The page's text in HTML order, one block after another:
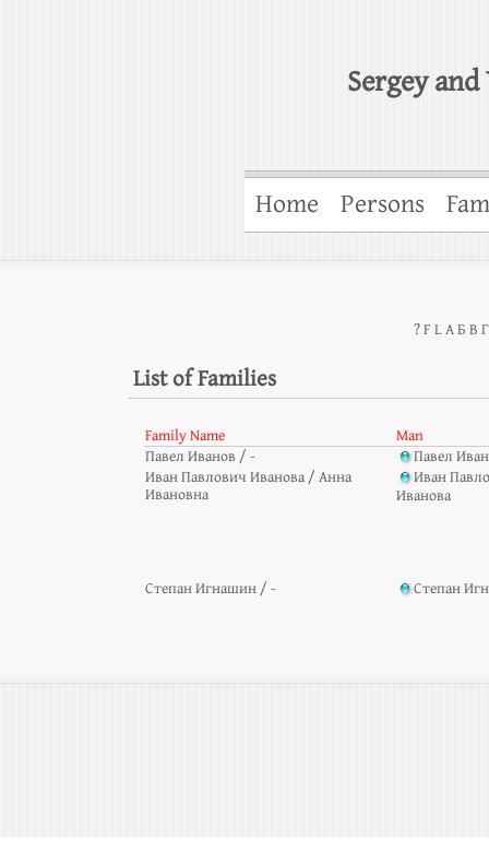
Sergey
Home Persons
? F L А Б В Г
List of Families
Family Name
Man
Павел Иванов / -
Павел
Иван Павлович Иванова / Анна
Ивановна
Иван
Иванова
Степан Игнашин / - Степан